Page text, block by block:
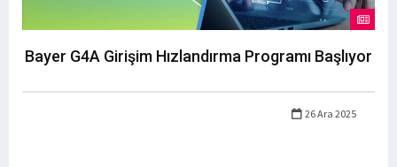
Bayer G4A Girişim Hızlandırma Programı Başlıyor
26 Ara 2025